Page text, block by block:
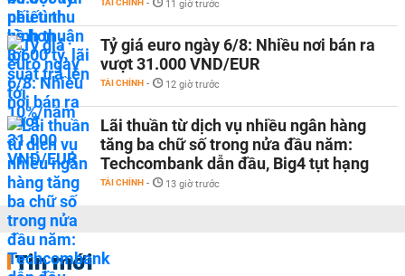
TÀI CHÍNH - 11 giờ trước
Tỷ giá euro ngày 6/8: Nhiều nơi bán ra
vượt 31.000 VND/EUR
TÀI CHÍNH - 12 giờ trước
Lãi thuần từ dịch vụ nhiều ngân hàng
tăng ba chữ số trong nửa đầu năm:
Techcombank dẫn đầu, Big4 tụt hạng
TÀI CHÍNH - 13 giờ trước
Tin mới